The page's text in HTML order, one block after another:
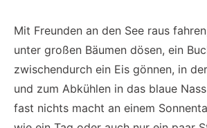
Mit Freunden an den See raus
unter großen Bäumen dösen, ein
zwischendurch ein Eis gönnen, in
und zum Abkühlen in das blaue
fast nichts macht an einem